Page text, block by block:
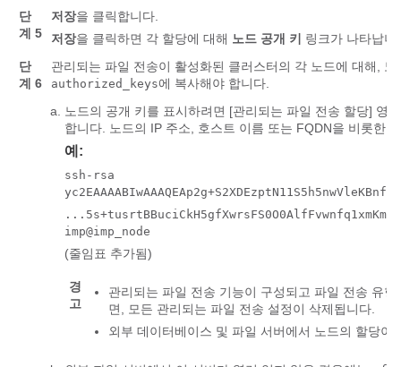
단
계 5
저장을 클릭합니다.
저장을 클릭하면 각 할당에 대해 노드 공개 키
링크가 나타납니
단
계 6
관리되는 파일 전송이 활성화된 클러스터의 각 노드에 대해,
authorized_keys에 복사해야 합니다.
노드의 공개 키를 표시하려면 [관리되는 파일 전송 할당] 영
합니다. 노드의 IP 주소, 호스트 이름 또는 FQDN을 비롯한
예:
ssh-rsa
imp@imp_node
(줄임표 추가됨)
경
고
관리되는 파일 전송 기능이 구성되고 파일 전송 유
면, 모든 관리되는 파일 전송 설정이 삭제됩니다.
외부 데이터베이스 및 파일 서버에서 노드의 할당이